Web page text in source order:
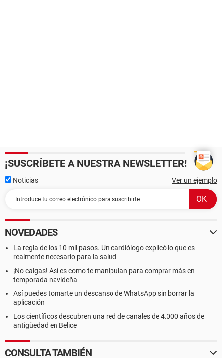
¡SUSCRÍBETE A NUESTRA NEWSLETTER!
Noticias Ver un ejemplo
NOVEDADES
La regla de los 10 mil pasos. Un cardiólogo explicó lo que es
realmente necesario para la salud
¡No caigas! Así es como te manipulan para comprar más en
temporada navideña
Así puedes tomarte un descanso de WhatsApp sin borrar la
aplicación
Los científicos descubren una red de canales de 4.000 años de
antigüedad en Belice
CONSULTA TAMBIÉN